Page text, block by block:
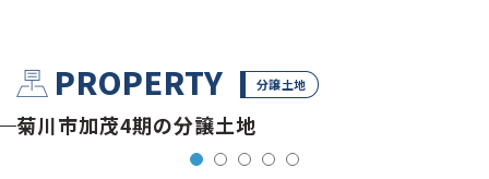
PROPERTY 分譲土地
菊川市加茂4期の分譲土地